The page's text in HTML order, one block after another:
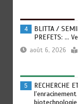
4
BLITTA /
PREFETS: …
août 6, 2026
5
RECHERCHE
biotechnologie